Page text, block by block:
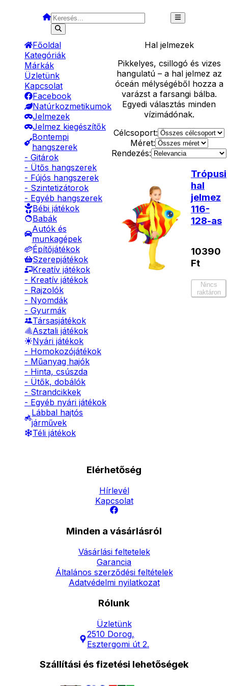
Főoldal
Kategóriák
Márkák
Üzletünk
Kapcsolat
Facebook
Natúrkozmetikumok
Jelmezek
Jelmez kiegészítők
Bontempi
hangszerek
- Gitárok
- Ütős hangszerek
- Fújós hangszerek
- Szintetizátorok
- Egyéb hangszerek
Bébi játékok
Babák
Autók és
munkagépek
Építőjátékok
Szerepjátékok
Kreatív játékok
- Kreatív játékok
- Rajzolók
- Nyomdák
- Gyurmák
Társasjátékok
Asztali játékok
Nyári játékok
- Homokozójátékok
- Műanyag hajók
- Hinta, csúszda
- Ütők, dobálók
- Strandcikkek
- Egyéb nyári játékok
Lábbal hajtós
járművek
Téli játékok
Haljelmezek
Pikkelyes, csillogó és vizes
hangulatú – a hal jelmez az
óceán mélységéből hozza a
varázst a farsangi bálba.
Egyedi választás minden
vízimádónak.
Célcsoport:
Méret:
Rendezés:
Trópusi
hal
jelmez
116-
128-as
10390
Ft
Nincs
raktáron
Elérhetőség
Hírlevél
Kapcsolat
Minden a vásárlásról
Vásárlási feltetelek
Garancia
Általános szerződési feltételek
Adatvédelmi nyilatkozat
Rólunk
Üzletünk
2510 Dorog,
Esztergomi út 2.
Szállítási és fizetési lehetőségek